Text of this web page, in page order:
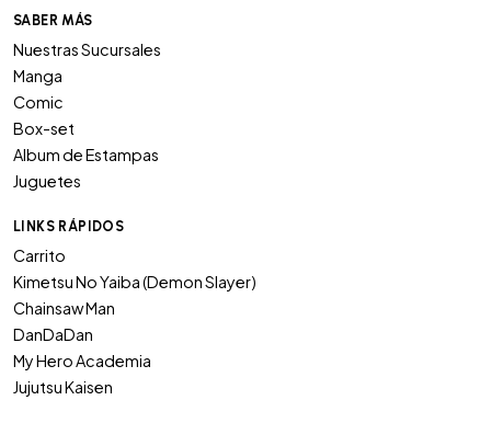
SABER MÁS
Nuestras Sucursales
Manga
Comic
Box-set
Album de Estampas
Juguetes
LINKS RÁPIDOS
Carrito
Kimetsu No Yaiba (Demon Slayer)
Chainsaw Man
DanDaDan
My Hero Academia
Jujutsu Kaisen